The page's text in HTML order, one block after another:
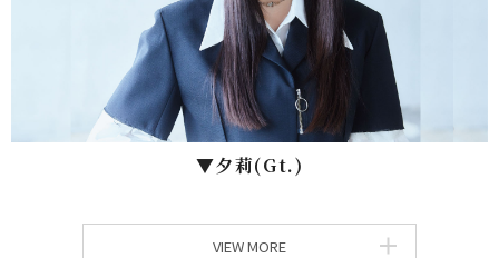
▼⼣莉(Gt.)
VIEW MORE